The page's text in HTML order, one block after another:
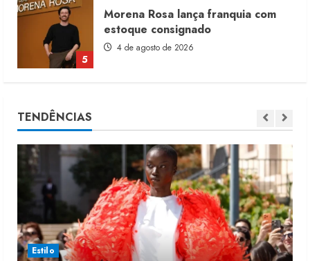
5
Morena Rosa lança franquia com
estoque consignado
4 de agosto de 2026
1
2
Renata Caixeta assume Movimento
Sou de Algodão
5 de agosto de 2026
TENDÊNCIAS
Estilo